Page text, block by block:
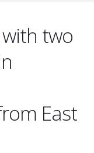
two
East